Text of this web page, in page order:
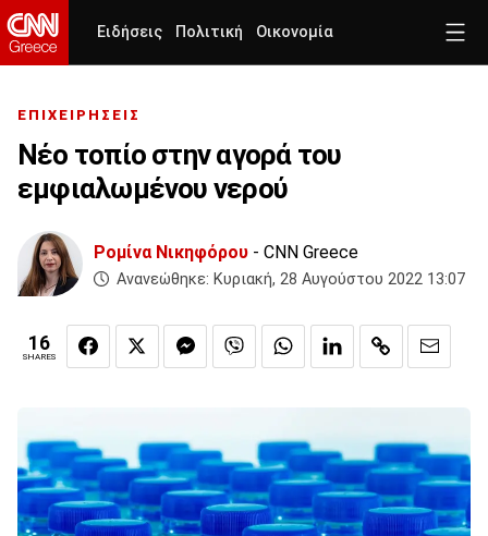
Ειδήσεις Πολιτική Οικονομία
ΕΠΙΧΕΙΡΗΣΕΙΣ
Νέο τοπίο στην αγορά του
εμφιαλωμένου νερού
Ρομίνα Νικηφόρου - CNN Greece
Ανανεώθηκε: Κυριακή, 28 Αυγούστου 2022 13:07
16
SHARES